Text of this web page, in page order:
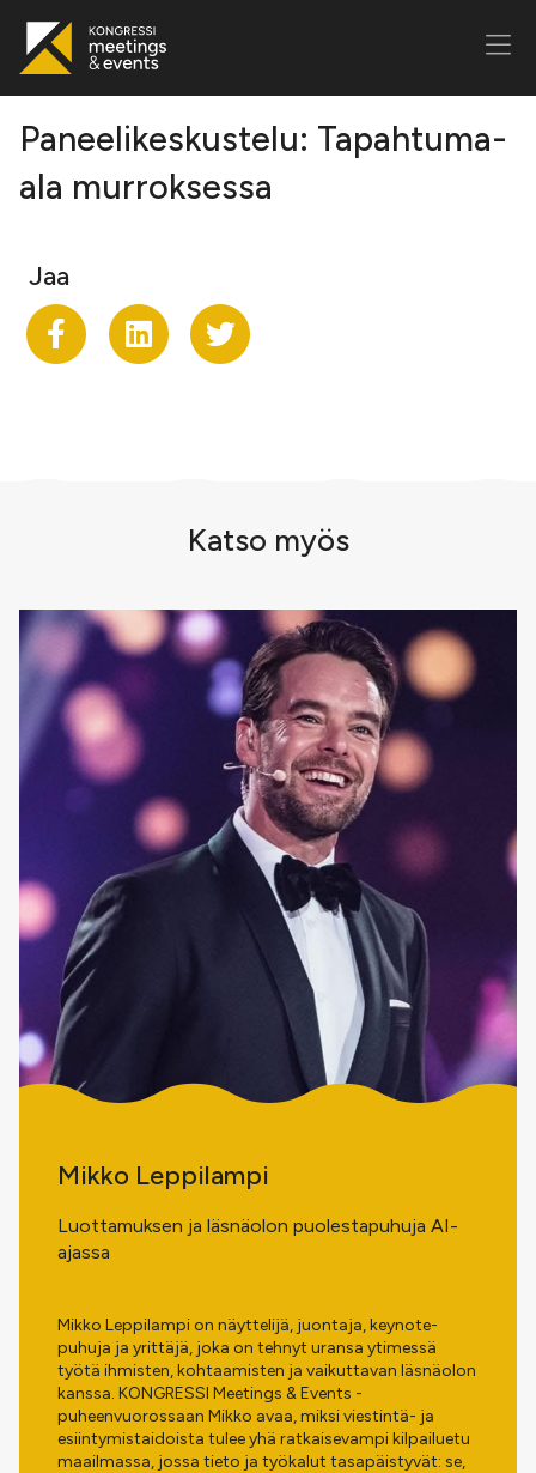
Paneelikeskustelu: Tapahtuma-
ala murroksessa
Jaa
Jaa Facekookiin
Share on LinkedIn
Katso myös
Mikko Leppilampi
Luottamuksen ja läsnäolon puolestapuhuja AI-
ajassa
Mikko Leppilampi on näyttelijä, juontaja, keynote-
puhuja ja yrittäjä, joka on tehnyt uransa ytimessä
työtä ihmisten, kohtaamisten ja vaikuttavan läsnäolon
kanssa. KONGRESSI Meetings & Events -
puheenvuorossaan Mikko avaa, miksi viestintä- ja
esiintymistaidoista tulee yhä ratkaisevampi kilpailuetu
maailmassa, jossa tieto ja työkalut tasapäistyvät: se,